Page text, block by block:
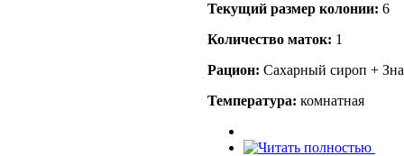
Текущий размер кoлонии: 6
Количество маток: 1
Рацион: Сахарный сироп +
Температура: комнатная